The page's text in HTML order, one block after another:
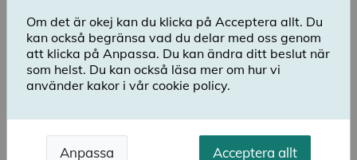
Av 35 skolor har 27 skolor brister i minst ett av de
sex inspekterade områdena. Och merparten av
skolorna har brister inom flera områden.
Tillsynen visar att flertalet waldorfskolor brister i
planering och genomförande av undervisningen.
undervisningstid de har rätt till. Det innebär att
eleverna inte får tillräckliga förutsättningar att
utveckla sina kunskaper.
Om det är okej kan du klicka på Acceptera allt. Du
kan också begränsa vad du delar med oss genom
att klicka på Anpassa. Du kan ändra ditt beslut när
som helst. Du kan också läsa mer om hur vi
använder kakor i vår cookie policy.
Anpassa Acceptera allt